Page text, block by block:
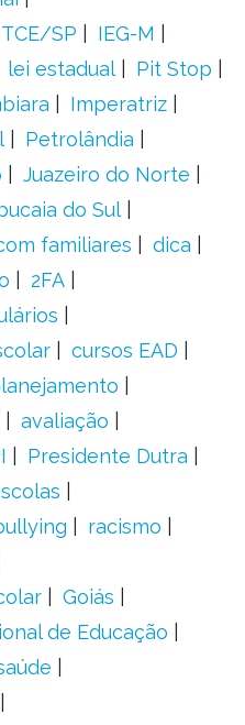
TCE/SP
IEG-M
lei estadual
Pit Stop
Imperatriz
Petrolândia
Juazeiro do Norte
do Sul
familiares
dica
2FA
cursos EAD
avaliação
Presidente Dutra
racismo
Goiás
de Educação